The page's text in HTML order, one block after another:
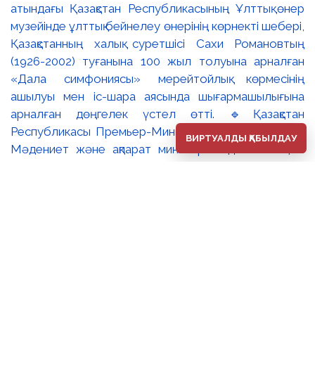
атындағы Қазақстан Республикасының Ұлттық өнер
музейінде ұлттық бейнелеу өнерінің көрнекті шебері,
Қазақстанның халық суретшісі Сахи Романовтың
(1926-2002) туғанына 100 жыл толуына арналған
«Дала симфониясы» мерейтойлық көрмесінің
ашылуы мен іс-шара аясында шығармашылығына
арналған дөңгелек үстел өтті. 🔹Қазақстан
Республикасы Премьер-Министрінің орынбасары –
Мәдениет және ақпарат министрі Аида Ғалымқызы
ВИРТУАЛДЫ ҚАБЫЛДАУ